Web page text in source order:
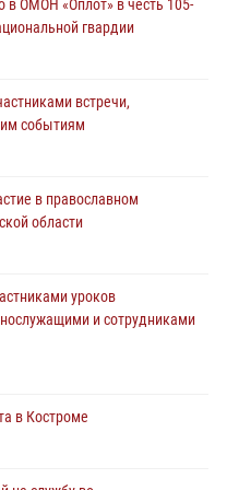
проведение акции «Каникулы
проходят мероприятия,
рождения генерала армии
Росгвардии Героя России
полномочного
Кузнецовым
со службой в ведомстве
в ОМОН «Оплот» в честь 105-
гвардии
встречи,
событиям
в православном
области
уроков
и сотрудниками
в Костроме